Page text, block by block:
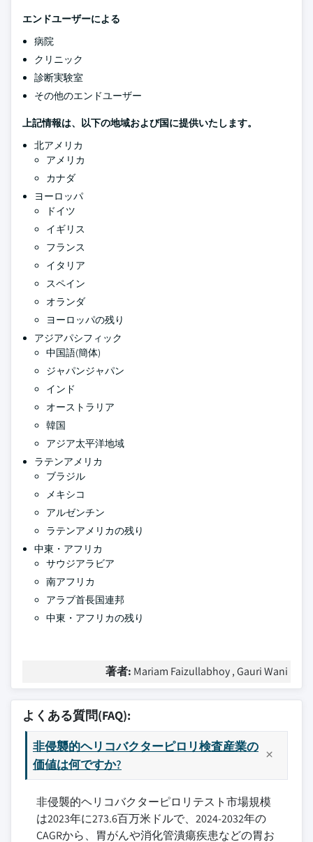
エンドユーザーによる
病院
クリニック
診断実験室
その他のエンドユーザー
上記情報は、以下の地域および国に提供いたします。
北アメリカ
アメリカ
カナダ
ヨーロッパ
ドイツ
イギリス
フランス
イタリア
スペイン
オランダ
ヨーロッパの残り
アジアパシフィック
中国語(簡体)
ジャパンジャパン
インド
オーストラリア
韓国
アジア太平洋地域
ラテンアメリカ
ブラジル
メキシコ
アルゼンチン
ラテンアメリカの残り
中東・アフリカ
サウジアラビア
南アフリカ
アラブ首長国連邦
中東・アフリカの残り
著者: Mariam Faizullabhoy , Gauri Wani
よくある質問(FAQ):
非侵襲的ヘリコバクターピロリ検査産業の
価値は何ですか?
非侵襲的ヘリコバクターピロリテスト市場規模
は2023年に273.6百万米ドルで、2024-2032年の
CAGRから、胃がんや消化管潰瘍疾患などの胃お